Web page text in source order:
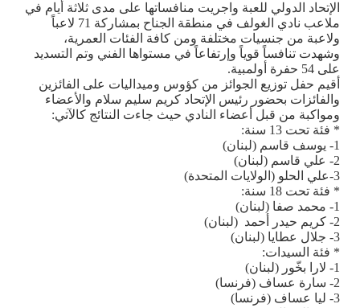
الإتحاد الدولي للعبة واجريت منافساتها على مدى ثلاثة أيام في
ملاعب نادي الغولف في منطقة الجناح بمشاركة 71 لاعباً
ولاعبة من جنسيات مختلفة ومن كافة الفئات العمرية،
وشهدت تنافساً قوياً وإرتفاعاً في مستواها الفني وتم التسديد
على 54 حفرة أولمبية
.
أقيم حفل توزيع الجوائز من كؤوس وميداليات على الفائزين
والفائزات بحضور رئيس الإتحاد كريم سليم سلام والأعضاء
ومواكبة من قبل أعضاء النادي حيث جاءت النتائج كالآتي:
* فئة تحت 13 سنة
:
1- يوسف قاسم (لبنان)
2- علي قاسم (لبنان)
3-علي الحلو (الولايات المتحدة)
* فئة تحت 18 سنة
:
1- محمد صفا (لبنان)
2- كريم حيدر أحمد (لبنان)
3- جلال عطايا (لبنان)
* فئة السيدات:
1- لارا بخّور (لبنان)
2- سارة عساف (فرنسا)
3- ليا عساف (فرنسا)